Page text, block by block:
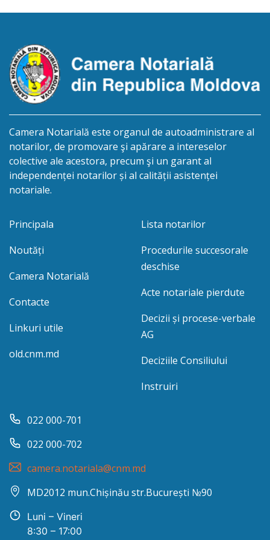
survenit la data de 16.09.2025. Eliberarea
prealabil după data 06.11.2026 şi […]
Camera Notarială este organul de autoadministrare al
notarilor, de promovare şi apărare a intereselor
colective ale acestora, precum şi un garant al
independenței notarilor și al calității asistenței
notariale.
Principala
Noutăți
Camera Notarială
Contacte
Linkuri utile
old.cnm.md
Lista notarilor
Procedurile succesorale
deschise
Acte notariale pierdute
Decizii și procese-verbale
AG
Deciziile Consiliului
Instruiri
022 000-701
022 000-702
camera.notariala@cnm.md
MD2012 mun.Chișinău str.București №90
Luni – Vineri
8:30 – 17:00